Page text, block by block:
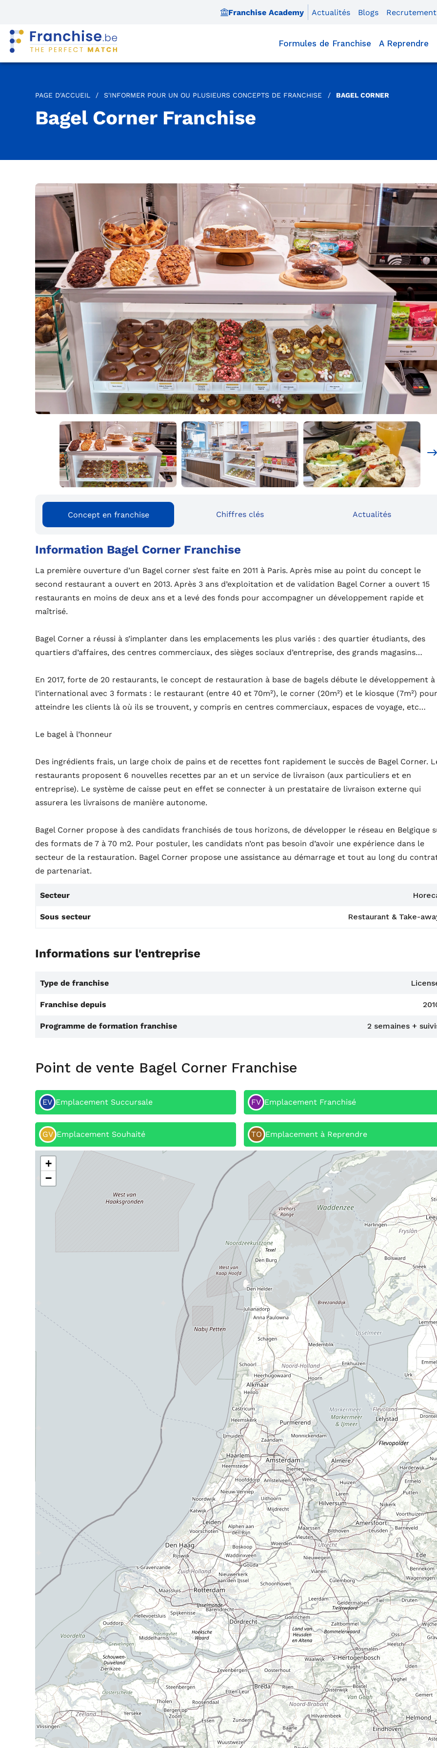
Franchise Academy Actualités Blogs Recrutement
Formules de Franchise A Reprendre
PAGE D'ACCUEIL / S'INFORMER POUR UN OU PLUSIEURS CONCEPTS DE FRANCHISE / BAGEL CORNER
Bagel Corner Franchise
Concept en franchise Chiffres clés Actualités
Information Bagel Corner Franchise
La première ouverture d’un Bagel corner s’est faite en 2011 à Paris. Après mise au point du concept le
second restaurant a ouvert en 2013. Après 3 ans d’exploitation et de validation Bagel Corner a ouvert 15
restaurants en moins de deux ans et a levé des fonds pour accompagner un développement rapide et
maîtrisé.
Bagel Corner a réussi à s’implanter dans les emplacements les plus variés : des quartier étudiants, des
quartiers d’affaires, des centres commerciaux, des sièges sociaux d’entreprise, des grands magasins…
En 2017, forte de 20 restaurants, le concept de restauration à base de bagels débute le développement à
l’international avec 3 formats : le restaurant (entre 40 et 70m²), le corner (20m²) et le kiosque (7m²) pour
atteindre les clients là où ils se trouvent, y compris en centres commerciaux, espaces de voyage, etc…
Le bagel à l’honneur
Des ingrédients frais, un large choix de pains et de recettes font rapidement le succès de Bagel Corner.
restaurants proposent 6 nouvelles recettes par an et un service de livraison (aux particuliers et en
entreprise). Le système de caisse peut en effet se connecter à un prestataire de livraison externe qui
assurera les livraisons de manière autonome.
Bagel Corner propose à des candidats franchisés de tous horizons, de développer le réseau en Belgique
des formats de 7 à 70 m2. Pour postuler, les candidats n’ont pas besoin d’avoir une expérience dans le
secteur de la restauration. Bagel Corner propose une assistance au démarrage et tout au long du
de partenariat.
Secteur
Sous secteur Restaurant & Take-
Informations sur l'entreprise
Type de franchise
Franchise depuis
Programme de formation franchise 2 semaines +
Point de vente Bagel Corner Franchise
EV Emplacement Succursale FV Emplacement Franchisé
GV Emplacement Souhaité TO Emplacement à Reprendre
+
−